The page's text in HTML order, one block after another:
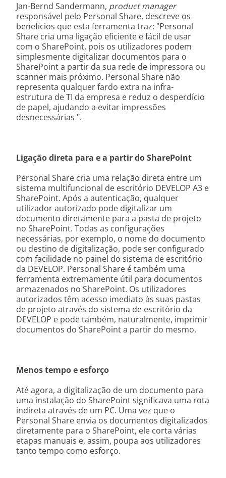
Jan-Bernd Sandermann, product manager
responsável pelo Personal Share, descreve os
benefícios que esta ferramenta traz: "Personal
Share cria uma ligação eficiente e fácil de usar
com o SharePoint, pois os utilizadores podem
simplesmente digitalizar documentos para o
SharePoint a partir da sua rede de impressora ou
scanner mais próximo. Personal Share não
representa qualquer fardo extra na infra-
estrutura de TI da empresa e reduz o desperdício
de papel, ajudando a evitar impressões
desnecessárias ".
Ligação direta para e a partir do SharePoint
Personal Share cria uma relação direta entre um
sistema multifuncional de escritório DEVELOP A3 e
SharePoint. Após a autenticação, qualquer
utilizador autorizado pode digitalizar um
documento diretamente para a pasta de projeto
no SharePoint. Todas as configurações
necessárias, por exemplo, o nome do documento
ou destino de digitalização, pode ser configurado
com facilidade no painel do sistema de escritório
da DEVELOP. Personal Share é também uma
ferramenta extremamente útil para documentos
armazenados no SharePoint. Os utilizadores
autorizados têm acesso imediato às suas pastas
de projeto através do sistema de escritório da
DEVELOP e pode também, naturalmente, imprimir
documentos do SharePoint a partir do mesmo.
Menos tempo e esforço
Até agora, a digitalização de um documento para
uma instalação do SharePoint significava uma rota
indireta através de um PC. Uma vez que o
Personal Share envia os documentos digitalizados
diretamente para o SharePoint, ele corta várias
etapas manuais e, assim, poupa aos utilizadores
tanto tempo como esforço.